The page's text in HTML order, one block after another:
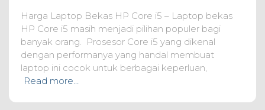
Harga Laptop Bekas HP Core i5 – Laptop bekas
HP Core i5 masih menjadi pilihan populer bagi
banyak orang. Prosesor Core i5 yang dikenal
dengan performanya yang handal membuat
laptop ini cocok untuk berbagai keperluan,
Read more…